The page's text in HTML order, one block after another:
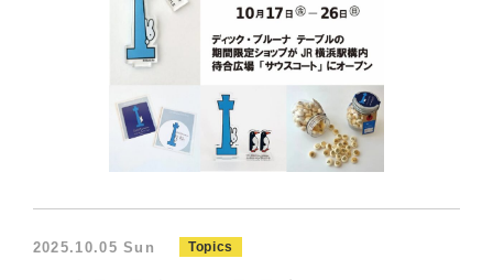
2025.10.05 Sun Topics